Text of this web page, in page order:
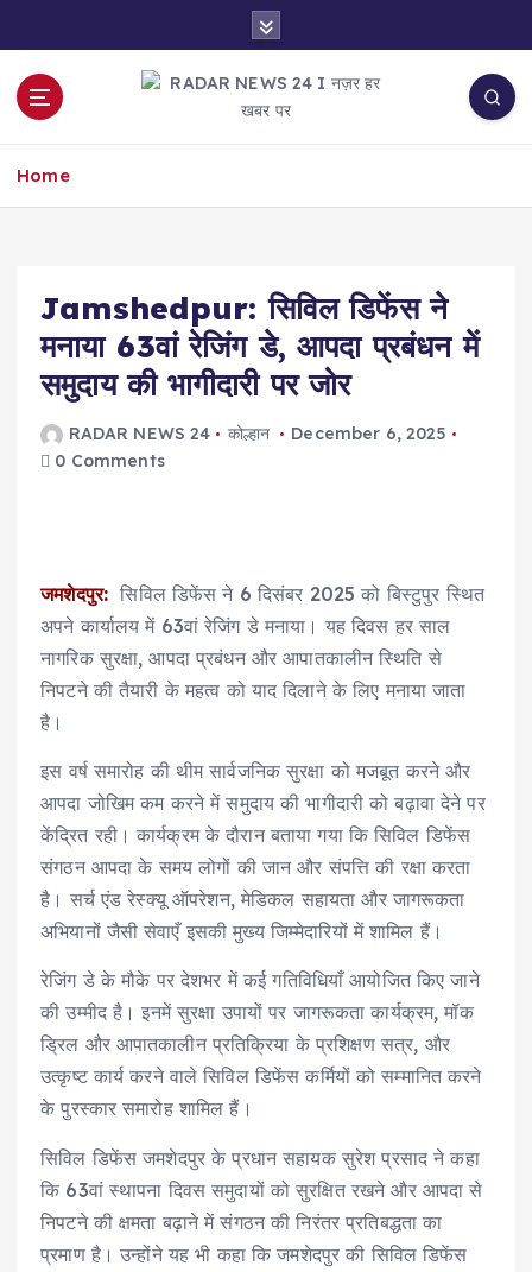
o
Home
Jamshedpur: सिविल डिफेंस ने
मनाया 63वां रेजिंग डे, आपदा प्रबंधन में
समुदाय की भागीदारी पर जोर
RADAR NEWS 24 कोल्हान
December 6, 2025
0 Comments
जमशेदपुर: सिविल डिफेंस ने 6 दिसंबर 2025 को बिस्टुपुर स्थित
अपने कार्यालय में 63वां रेजिंग डे मनाया। यह दिवस हर साल
नागरिक सुरक्षा, आपदा प्रबंधन और आपातकालीन स्थिति से
निपटने की तैयारी के महत्व को याद दिलाने के लिए मनाया जाता
है।
इस वर्ष समारोह की थीम सार्वजनिक सुरक्षा को मजबूत करने और
आपदा जोखिम कम करने में समुदाय की भागीदारी को बढ़ावा देने पर
केंद्रित रही। कार्यक्रम के दौरान बताया गया कि सिविल डिफेंस
संगठन आपदा के समय लोगों की जान और संपत्ति की रक्षा करता
है। सर्च एंड रेस्क्यू ऑपरेशन, मेडिकल सहायता और जागरूकता
अभियानों जैसी सेवाएँ इसकी मुख्य जिम्मेदारियों में शामिल हैं।
रेजिंग डे के मौके पर देशभर में कई गतिविधियाँ आयोजित किए जाने
की उम्मीद है। इनमें सुरक्षा उपायों पर जागरूकता कार्यक्रम, मॉक
ड्रिल और आपातकालीन प्रतिक्रिया के प्रशिक्षण सत्र, और
उत्कृष्ट कार्य करने वाले सिविल डिफेंस कर्मियों को सम्मानित करने
के पुरस्कार समारोह शामिल हैं।
सिविल डिफेंस जमशेदपुर के प्रधान सहायक सुरेश प्रसाद ने कहा
कि 63वां स्थापना दिवस समुदायों को सुरक्षित रखने और आपदा से
निपटने की क्षमता बढ़ाने में संगठन की निरंतर प्रतिबद्धता का
प्रमाण है। उन्होंने यह भी कहा कि जमशेदपुर की सिविल डिफेंस